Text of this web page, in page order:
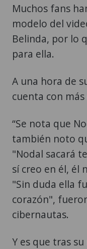
Muchos fans
modelo del
Belinda, por lo
para ella.
A una hora de
cuenta con
“Se nota que
también noto
"Nodal sacará
sí creo en él, él
"Sin duda ella
corazón",
cibernautas.
Y es que tras